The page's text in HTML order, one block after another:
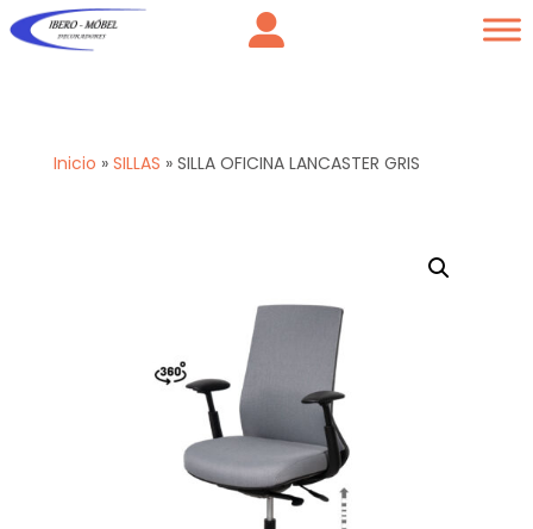
Inicio » SILLAS » SILLA OFICINA LANCASTER GRIS